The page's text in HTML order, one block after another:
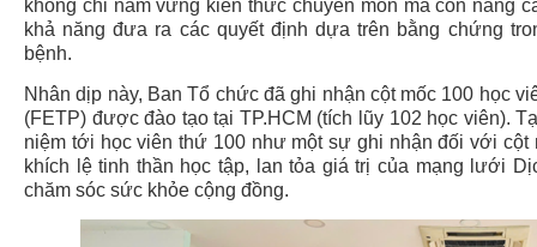
không chỉ nắm vững kiến thức chuyên môn mà còn nâng
khả năng đưa ra các quyết định dựa trên bằng chứng
bệnh.
Nhân dịp này, Ban Tổ chức đã ghi nhận cột mốc 100 học
(FETP) được đào tạo tại TP.HCM (tích lũy 102 học viên).
niệm tới học viên thứ 100 như một sự ghi nhận đối với
khích lệ tinh thần học tập, lan tỏa giá trị của mạng lưới
chăm sóc sức khỏe cộng đồng.